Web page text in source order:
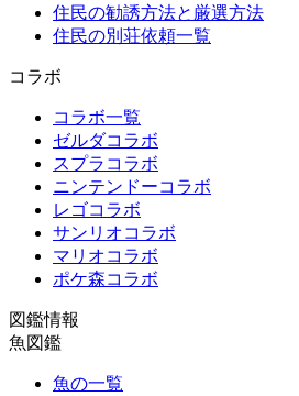
住民の勧誘方法と厳選方法
住民の別荘依頼一覧
コラボ
コラボ一覧
ゼルダコラボ
スプラコラボ
ニンテンドーコラボ
レゴコラボ
サンリオコラボ
マリオコラボ
ポケ森コラボ
図鑑情報
魚図鑑
魚の一覧